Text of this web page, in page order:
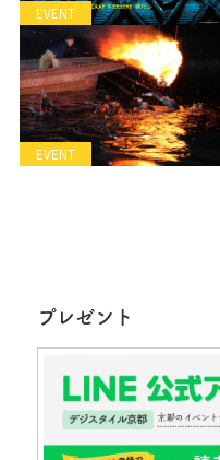
EVENT
EVENT
プレゼント